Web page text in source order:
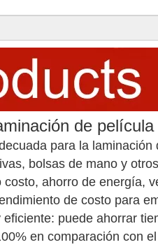
de
para la
bolsas de mano y
costo, ahorro de energía,
de costo para
eficiente: puede ahorrar
en comparación con